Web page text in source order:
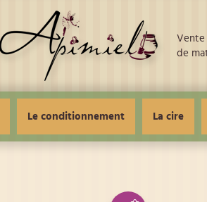
Vente
de
Le conditionnement La cire